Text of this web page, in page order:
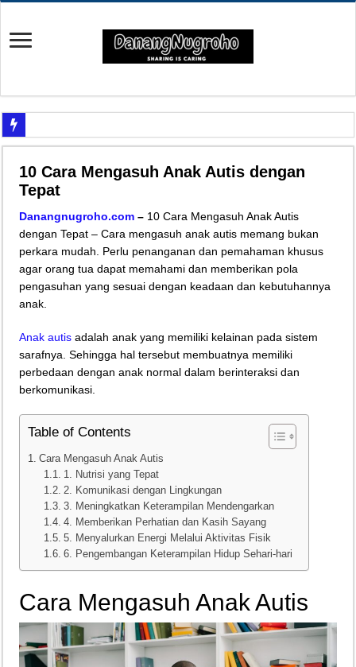
Yuk Cari Tahu Cara Memanfaatkan Teknologi Waze
Begini Upaya Memperbaiki Elektronik TV yang Rusak Hanya Ada Layar Putih
Tips Memperbaiki Elektronik Speaker Sound yang Bunyi Kemresek
Tutorial Memasang Kabel Listrik untuk Pengairan Tambak dengan Elektronik
Elektronik Canggih, Kulkas Inverter vs Non-Inverter
Tips Atasi Motor Bunyi Kletek-Kletek Tanpa Panik Undang Mekanik
Mekanik Pemula Wajib Tahu Cara Jitu Atasi Rantai Motor Patah
Teknologi Bikin Bisnis Makanan Kamu Makin Cuan! Begini Cara Buka
10 Cara Mengasuh Anak Autis dengan
Tepat
Danangnugroho.com – 10 Cara Mengasuh Anak Autis
dengan Tepat – Cara mengasuh anak autis memang bukan
perkara mudah. Perlu penanganan dan pemahaman khusus
agar orang tua dapat memahami dan memberikan pola
pengasuhan yang sesuai dengan keadaan dan kebutuhannya
anak.
Anak autis adalah anak yang memiliki kelainan pada sistem
sarafnya. Sehingga hal tersebut membuatnya memiliki
perbedaan dengan anak normal dalam berinteraksi dan
berkomunikasi.
Table of Contents
Cara Mengasuh Anak Autis
1. Nutrisi yang Tepat
2. Komunikasi dengan Lingkungan
3. Meningkatkan Keterampilan Mendengarkan
4. Memberikan Perhatian dan Kasih Sayang
5. Menyalurkan Energi Melalui Aktivitas Fisik
6. Pengembangan Keterampilan Hidup Sehari-hari
Cara Mengasuh Anak Autis